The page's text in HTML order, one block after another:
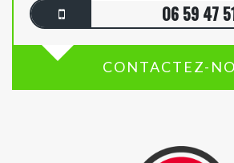
06 59 47
CONTACTEZ-